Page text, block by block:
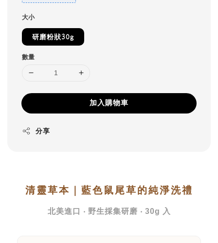
大小
研磨粉狀30g
數量
加入購物車
分享
清靈草本｜藍色鼠尾草的純淨洗禮
北美進口 ‧ 野生採集研磨 ‧ 30g 入